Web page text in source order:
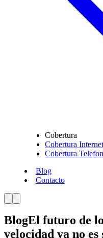
Cobertura
Cobertura
Cobertura
Blog
Contacto
BlogEl futuro de
velocidad ya no